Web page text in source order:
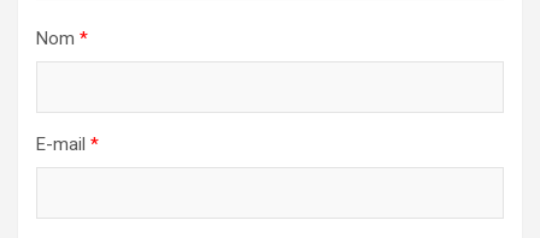
Nom *
E-mail *